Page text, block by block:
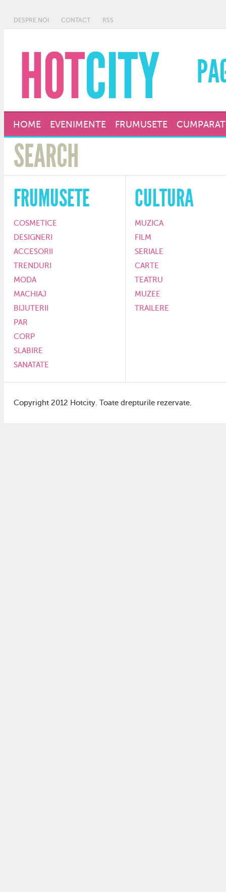
DESPRE NOI CONTACT RSS
HOME EVENIMENTE FRUMUSETE
FRUMUSETE
COSMETICE
DESIGNERI
ACCESORII
TRENDURI
MODA
MACHIAJ
BIJUTERII
PAR
CORP
SLABIRE
SANATATE
CULTURA
MUZICA
FILM
SERIALE
CARTE
TEATRU
MUZEE
TRAILERE
Copyright 2012 Hotcity. Toate drepturile rezervate.